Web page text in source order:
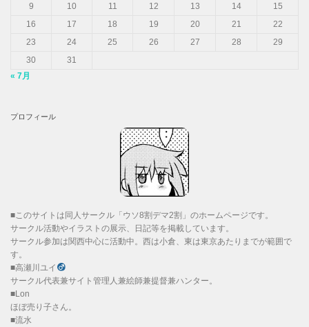
9
10 11 12 13 14
15
16
17 18 19 20 21
22
23
24 25 26 27 28
29
30
31
« 7月
プロフィール
■このサイトは同人サークル「ウソ8割デマ2割」のホームページです。
サークル活動やイラストの展示、日記等を掲載しています。
サークル参加は関西中心に活動中。西は小倉、東は東京あたりまでが範囲で
す。
■高瀬川ユイ
サークル代表兼サイト管理人兼絵師兼提督兼ハンター。
■Lon
ほぼ売り子さん。
■流水